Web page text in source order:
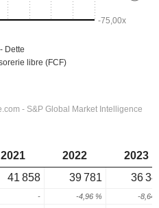
2021 2022
2023
41 858 39 781 36
- -4,96 % -8,64